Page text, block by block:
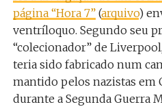
página “Hora 7”(arquivo)
ventríloquo. Segundo seu
“colecionador” de
teria sido fabricado num
mantido pelos nazistas em
durante a Segunda Guerra